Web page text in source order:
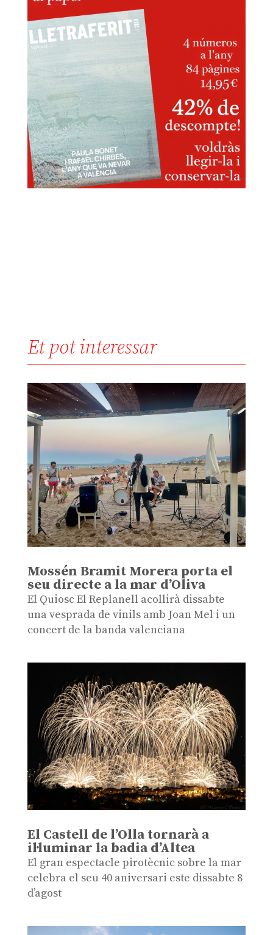
Et pot interessar
Mossén Bramit Morera porta el
seu directe a la mar d’Oliva
El Quiosc El Replanell acollirà dissabte
una vesprada de vinils amb Joan Mel i un
concert de la banda valenciana
El Castell de l’Olla tornarà a
il·luminar la badia d’Altea
El gran espectacle pirotècnic sobre la mar
celebra el seu 40 aniversari este dissabte 8
d’agost